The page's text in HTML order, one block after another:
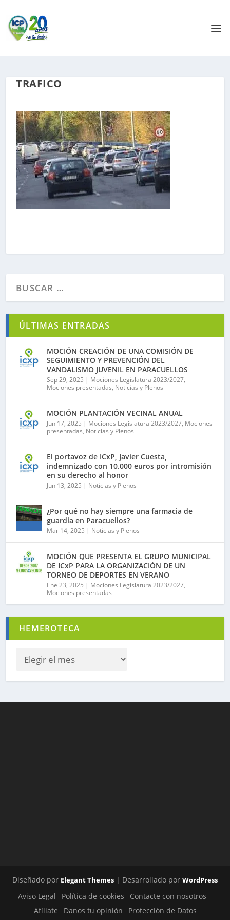
TRAFICO
ÚLTIMAS ENTRADAS
MOCIÓN CREACIÓN DE UNA COMISIÓN DE
SEGUIMIENTO Y PREVENCIÓN DEL
VANDALISMO JUVENIL EN PARACUELLOS
Sep 29, 2025 | Mociones Legislatura 2023/2027,
Mociones presentadas, Noticias y Plenos
MOCIÓN PLANTACIÓN VECINAL ANUAL
Jun 17, 2025 | Mociones Legislatura 2023/2027, Mociones
presentadas, Noticias y Plenos
El portavoz de ICxP, Javier Cuesta,
indemnizado con 10.000 euros por intromisión
en su derecho al honor
Jun 13, 2025 | Noticias y Plenos
¿Por qué no hay siempre una farmacia de
guardia en Paracuellos?
Mar 14, 2025 | Noticias y Plenos
MOCIÓN QUE PRESENTA EL GRUPO MUNICIPAL
DE ICxP PARA LA ORGANIZACIÓN DE UN
TORNEO DE DEPORTES EN VERANO
Ene 23, 2025 | Mociones Legislatura 2023/2027,
Mociones presentadas
HEMEROTECA
Diseñado por Elegant Themes | Desarrollado por WordPress
Aviso Legal Política de cookies
Contacte con nosotros
Afíliate
Danos tu opinión Protección de Datos